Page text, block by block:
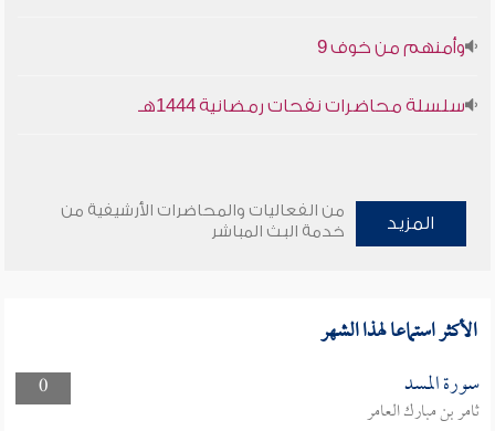
وأمنهم من خوف 9
سلسلة محاضرات نفحات رمضانية 1444هـ
المزيد
من الفعاليات والمحاضرات الأرشيفية من
خدمة البث المباشر
الأكثر استماعا لهذا الشهر
0 سورة المسد
ثامر بن مبارك العامر